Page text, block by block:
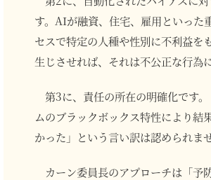
す。AIが融資、住宅、雇用といった
セスで特定の人種や性別に不利益を
生じさせれば、それは不公正な行為
第3に、責任の所在の明確化です
ムのブラックボックス特性により結
かった」という言い訳は認められま
カーン委員長のアプローチは「予